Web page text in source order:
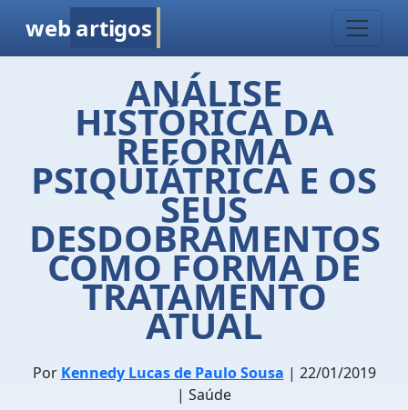
web artigos
ANÁLISE
HISTÓRICA DA
REFORMA
PSIQUIÁTRICA E OS
SEUS
DESDOBRAMENTOS
COMO FORMA DE
TRATAMENTO
ATUAL
Por Kennedy Lucas de Paulo Sousa | 22/01/2019
| Saúde